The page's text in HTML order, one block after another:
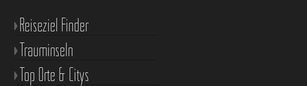
Reiseziel Finder
Trauminseln
Top Orte & Citys